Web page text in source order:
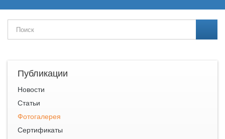
Публикации
Новости
Статьи
Фотогалерея
Сертификаты